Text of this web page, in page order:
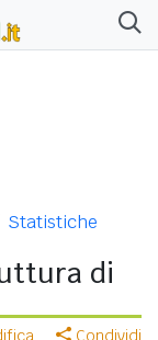
Statistiche
di
Condividi